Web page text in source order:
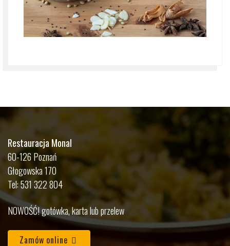
Restauracja Monal
60-126 Poznań
Głogowska 170
Tel: 531 322 804
NOWOŚĆ! gotówka, karta lub przelew
Zamów online